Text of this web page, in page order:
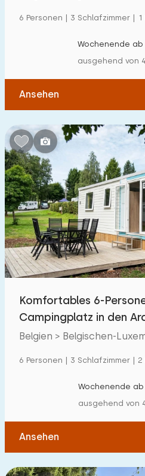
6 Personen | 3 Schlafzimmer |
Wochenende ab
ausgehend von
Ansehen
Komfortables 6-
Campingplatz in den
Belgien > Belgischen-
6 Personen | 3 Schlafzimmer |
Wochenende ab
ausgehend von
Ansehen